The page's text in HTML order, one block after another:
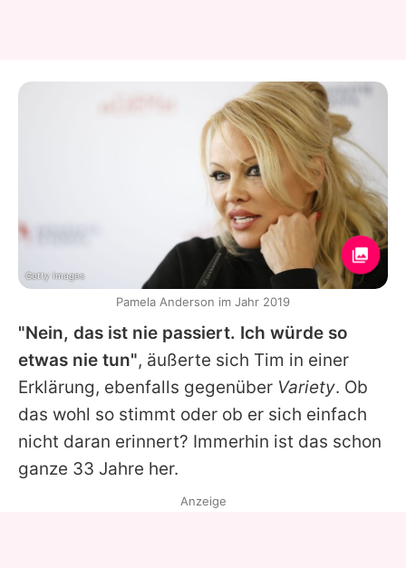
"Nein, das ist nie passiert. Ich würde so
etwas nie tun", äußerte sich Tim in einer
Erklärung, ebenfalls gegenüber Variety. Ob
das wohl so stimmt oder ob er sich einfach
nicht daran erinnert? Immerhin ist das schon
ganze 33 Jahre her.
Getty Images
Pamela Anderson im Jahr 2019
Anzeige